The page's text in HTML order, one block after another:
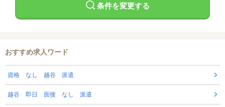
条件を変更する
おすすめ求人ワード
資格 なし 越谷 派遣
越谷 即日 面接 なし 派遣